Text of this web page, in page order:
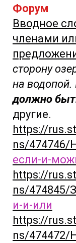
Форум
Вводное
членами
сторону
на водопой.
должно
другие.
https://
ns/474746/
если-и-
https://
ns/474845/
и-и-или
https://
ns/474472/